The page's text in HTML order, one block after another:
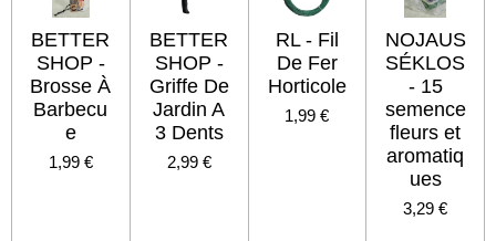
BETTER
SHOP -
Brosse À
Barbecu
e
1,99 €
BETTER
SHOP -
Griffe De
Jardin A
3 Dents
2,99 €
RL - Fil
De Fer
Horticole
1,99 €
NOJAUS
SÉKLOS
- 15
semence
fleurs et
aromatiq
ues
3,29 €